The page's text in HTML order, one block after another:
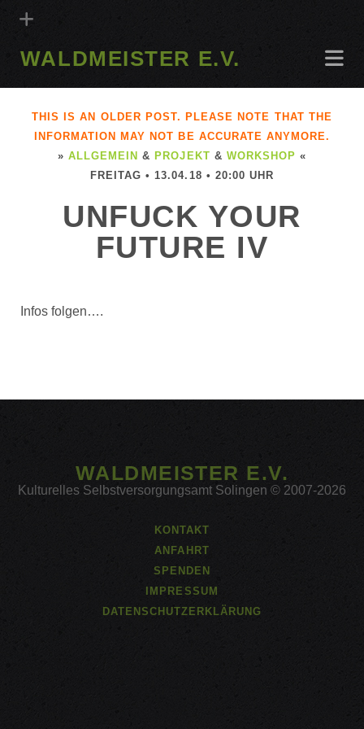
WALDMEISTER E.V.
THIS IS AN OLDER POST. PLEASE NOTE THAT THE
INFORMATION MAY NOT BE ACCURATE ANYMORE.
» ALLGEMEIN & PROJEKT & WORKSHOP «
FREITAG • 13.04.18 • 20:00 UHR
UNFUCK YOUR
FUTURE IV
Infos folgen….
WALDMEISTER E.V.
Kulturelles Selbstversorgungsamt Solingen © 2007-2026
KONTAKT
ANFAHRT
SPENDEN
IMPRESSUM
DATENSCHUTZERKLÄRUNG